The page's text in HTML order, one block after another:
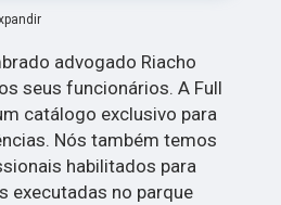
advogado Riacho
seus funcionários. A Full
catálogo exclusivo para
Nós também temos
habilitados para
executadas no parque